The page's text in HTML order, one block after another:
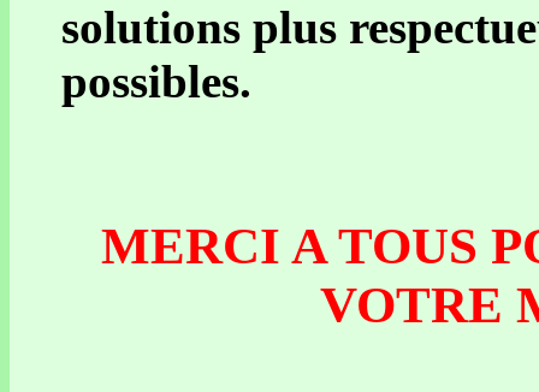
solutions plus
possibles.
MERCI A TOUS
VOTRE